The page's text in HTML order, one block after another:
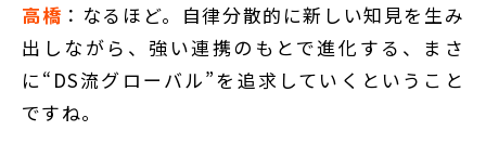
高橋 ：なるほど。自律分散的に新しい知見を生み
出しながら、強い連携のもとで進化する、まさ
に“DS流グローバル”を追求していくということ
ですね。